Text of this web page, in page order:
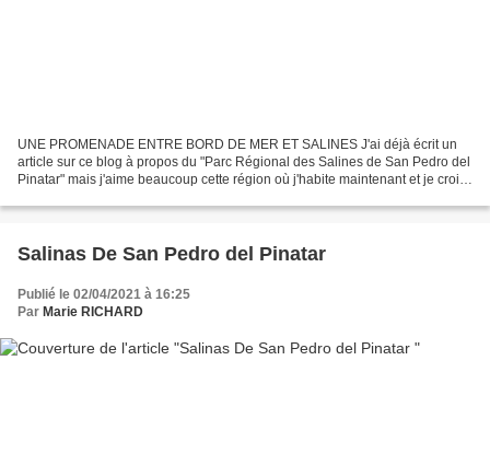
UNE PROMENADE ENTRE BORD DE MER ET SALINES J'ai déjà écrit un
article sur ce blog à propos du "Parc Régional des Salines de San Pedro del
Pinatar" mais j'aime beaucoup cette région où j'habite maintenant et je crois
Salinas De San Pedro del Pinatar
Publié le 02/04/2021 à 16:25
Par Marie RICHARD